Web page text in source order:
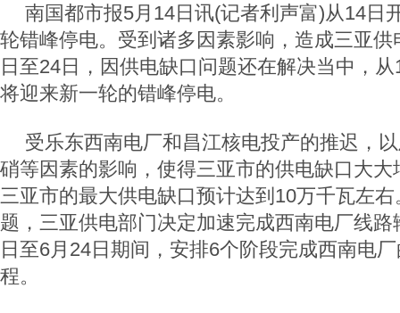
南国都市报5月14日讯(记者利声富)从14日
轮错峰停电。受到诸多因素影响，造成三亚
日至24日，因供电缺口问题还在解决当中，
将迎来新一轮的错峰停电。
受乐东西南电厂和昌江核电投产的推迟，
硝等因素的影响，使得三亚市的供电缺口大
三亚市的最大供电缺口预计达到10万千瓦左
题，三亚供电部门决定加速完成西南电厂线
日至6月24日期间，安排6个阶段完成西南电
程。